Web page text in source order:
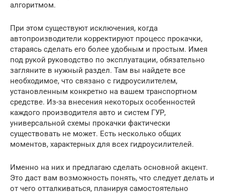
алгоритмом.
При этом существуют исключения, когда
автопроизводители корректируют процесс прокачки,
стараясь сделать его более удобным и простым. Имея
под рукой руководство по эксплуатации, обязательно
загляните в нужный раздел. Там вы найдете все
необходимое, что связано с гидроусилителем,
установленным конкретно на вашем транспортном
средстве. Из-за внесения некоторых особенностей
каждого производителя авто и систем ГУР,
универсальной схемы прокачки фактически
существовать не может. Есть несколько общих
моментов, характерных для всех гидроусилителей.
Именно на них и предлагаю сделать основной акцент.
Это даст вам возможность понять, что следует делать и
от чего отталкиваться, планируя самостоятельно